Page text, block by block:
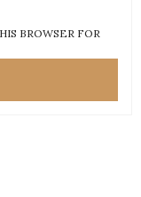
BROWSER FOR